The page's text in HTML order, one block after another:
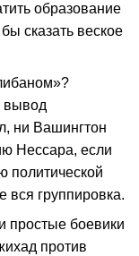
образование
сказать веское
вывод
ни Вашингтон
Нессара, если
политической
вся группировка.
простые боевики
против